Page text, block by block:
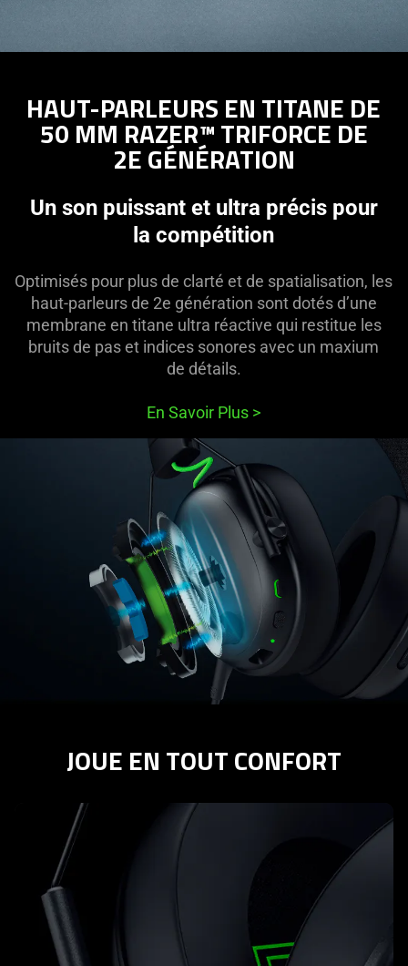
HAUT-PARLEURS EN TITANE DE
50 MM RAZER™ TRIFORCE DE
2E GÉNÉRATION
Un son puissant et ultra précis pour
la compétition
Optimisés pour plus de clarté et de spatialisation, les
haut-parleurs de 2e génération sont dotés d’une
membrane en titane ultra réactive qui restitue les
bruits de pas et indices sonores avec un maxium
de détails.
En Savoir Plus >
JOUE EN TOUT CONFORT